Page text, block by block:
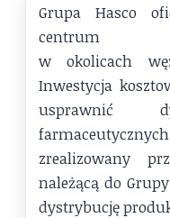
Grupa Hasco
centrum
w okolicach
Inwestycja
usprawnić
zrealizowany
należącą do
dystrybucję